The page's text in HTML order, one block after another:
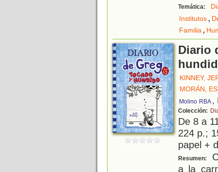
Temática:
Institutos,
Familia,
Diario
KINNEY,
MORÁN,
Molino RBA ,
Colección:
De 8 a
224 p.;
papel +
Resumen:
a la